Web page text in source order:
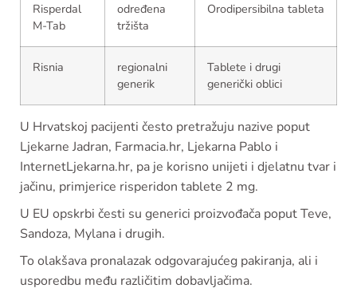
Risperdal
M-Tab
određena
tržišta
Orodipersibilna tableta
Risnia
regionalni
generik
Tablete i drugi
generički oblici
U Hrvatskoj pacijenti često pretražuju nazive poput
Ljekarne Jadran, Farmacia.hr, Ljekarna Pablo i
InternetLjekarna.hr, pa je korisno unijeti i djelatnu tvar i
jačinu, primjerice risperidon tablete 2 mg.
U EU opskrbi česti su generici proizvođača poput Teve,
Sandoza, Mylana i drugih.
To olakšava pronalazak odgovarajućeg pakiranja, ali i
usporedbu među različitim dobavljačima.